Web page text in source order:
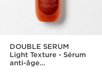
DOUBLE SERUM
Light Texture - Sérum
anti-âge